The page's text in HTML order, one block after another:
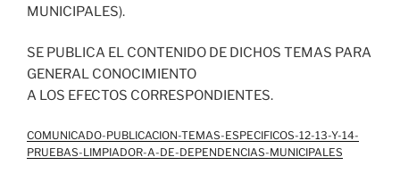
MUNICIPALES).
SE PUBLICA EL CONTENIDO DE DICHOS TEMAS PARA
GENERAL CONOCIMIENTO
A LOS EFECTOS CORRESPONDIENTES.
COMUNICADO-PUBLICACION-TEMAS-ESPECIFICOS-12-13-Y-14-
PRUEBAS-LIMPIADOR-A-DE-DEPENDENCIAS-MUNICIPALES